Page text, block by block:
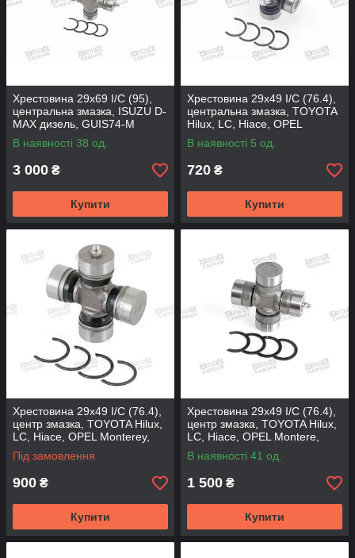
Хрестовина 29x69 I/C (95),
центральна змазка, ISUZU D-
MAX дизель, GUIS74-M
(MATSUBA)
В наявності 38 од.
3 000 ₴
Купити
Хрестовина 29x49 I/C (76.4),
центральна змазка, TOYOTA
Hilux, LC, Hiace, OPEL
Monterey, GUT21 (DSP)
В наявності 5 од.
720 ₴
Купити
Хрестовина 29x49 I/C (76.4),
центр змазка, TOYOTA Hilux,
LC, Hiace, OPEL Monterey,
GUT21-GMB (GMB)
Під замовлення
900 ₴
Купити
Хрестовина 29x49 I/C (76.4),
центр змазка, TOYOTA Hilux,
LC, Hiace, OPEL Montere,
GUT21-M (MATSUBA)
В наявності 41 од.
1 500 ₴
Купити